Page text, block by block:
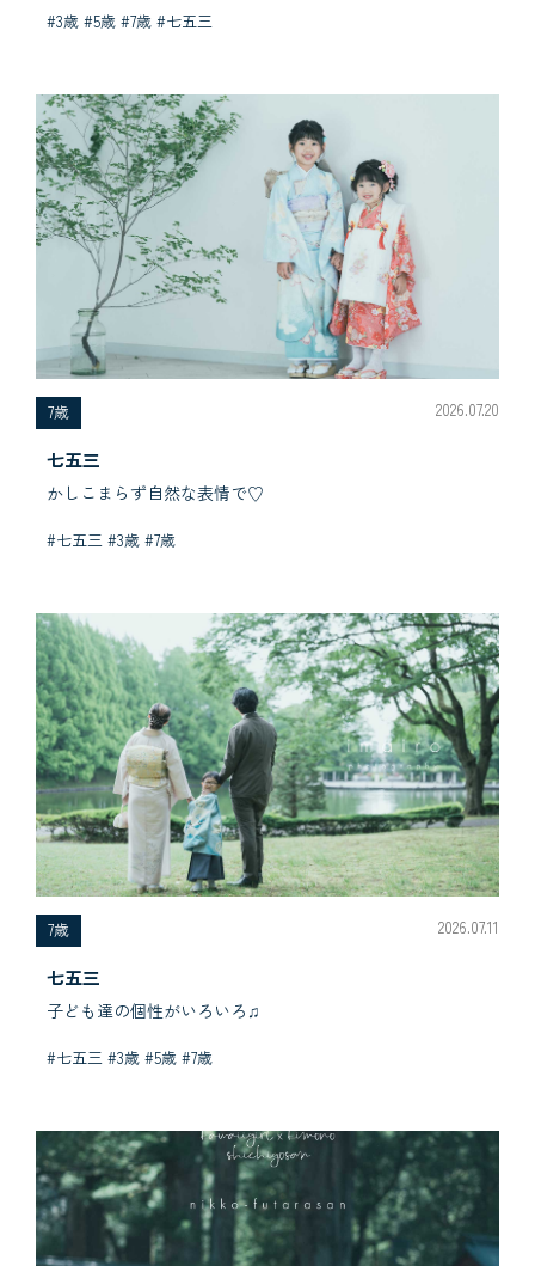
#3歳 #5歳 #7歳 #七五三
7歳 2026.07.20
七五三
かしこまらず自然な表情で♡
#七五三 #3歳 #7歳
7歳 2026.07.11
七五三
子ども達の個性がいろいろ♫
#七五三 #3歳 #5歳 #7歳